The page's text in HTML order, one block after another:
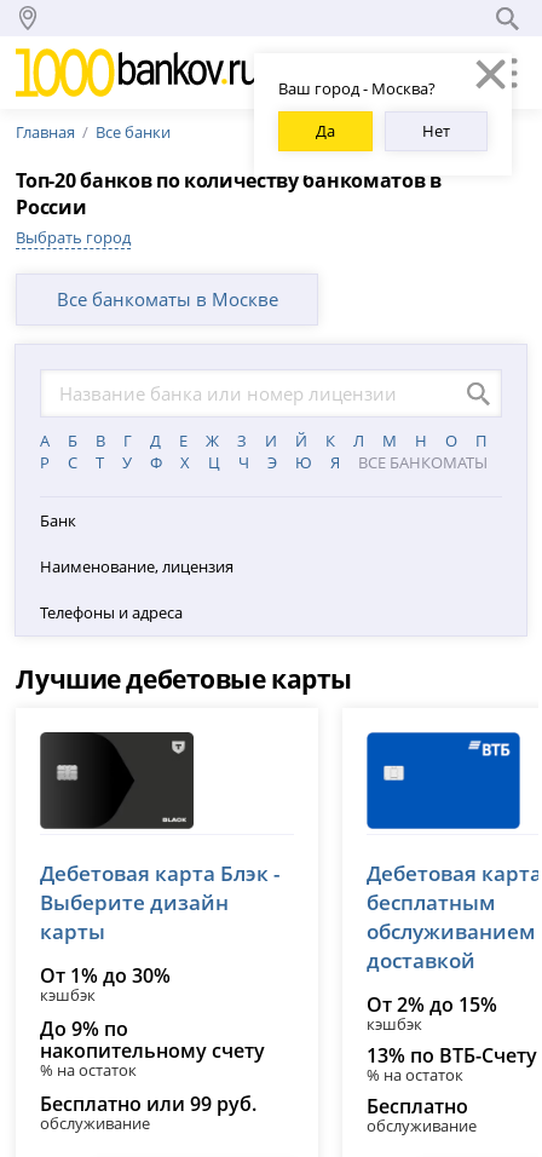
Ваш город - Москва?
Да
Нет
Главная Все банки
Топ-20 банков по количеству банкоматов в
России
Выбрать город
Все банкоматы в Москве
А Б В Г Д Е Ж З И Й К Л М Н О
П
Р
С Т У Ф Х Ц Ч Э Ю Я ВСЕ БАНКОМАТЫ
Банк
Наименование, лицензия
Телефоны и адреса
Лучшие дебетовые карты
лицензия № 2673
Дебетовая карта Блэк -
Выберите дизайн
карты
От 1% до 30%
кэшбэк
До 9% по
накопительному счету
% на остаток
Бесплатно или 99 руб.
обслуживание
лицензия № 1000
Дебетовая
бесплатным
обслуживанием
доставкой
От 2% до 15%
кэшбэк
13% по ВТБ-Счету
% на остаток
Бесплатно
обслуживание